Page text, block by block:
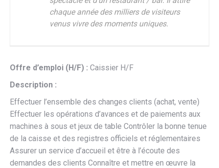
chaque année des milliers de visiteurs
venus vivre des moments uniques.
Offre d’emploi (H/F) : Caissier H/F
Description :
Effectuer l’ensemble des changes clients (achat, vente)
Effectuer les opérations d’avances et de paiements aux
machines à sous et jeux de table Contrôler la bonne tenue
de la caisse et des registres officiels et réglementaires
Assurer un service d’accueil et être à l’écoute des
demandes des clients Connaître et mettre en œuvre la